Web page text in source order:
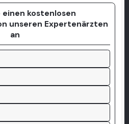
einen kostenlosen
unseren Expertenärzten
an